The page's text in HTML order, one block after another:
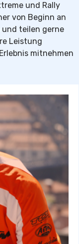
und Rally
von Beginn an
und teilen gerne
Leistung
mitnehmen